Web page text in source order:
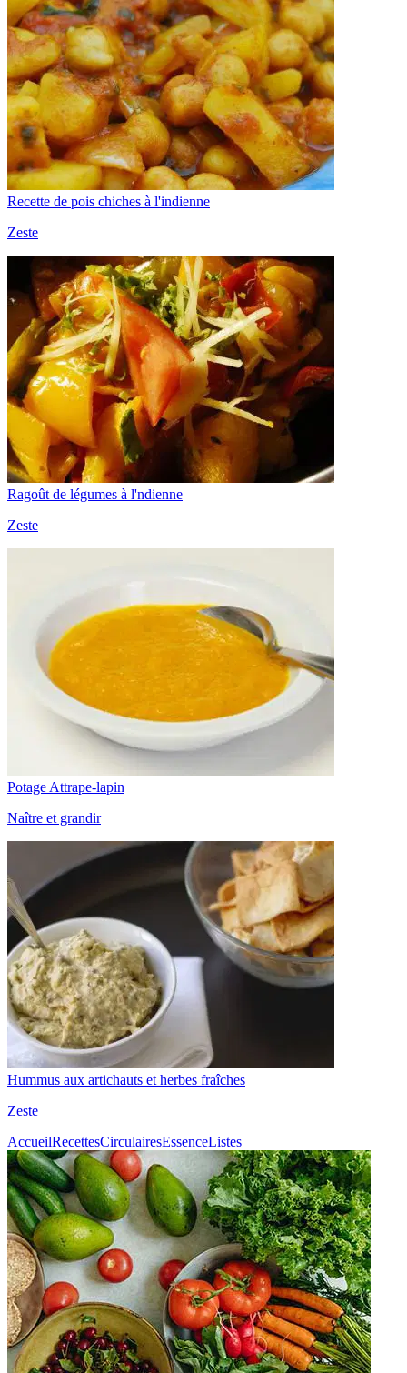
Recette de pois chiches à l'indienne
Zeste
Ragoût de légumes à l'ndienne
Zeste
Potage Attrape-lapin
Naître et grandir
Hummus aux artichauts et herbes fraîches
Zeste
AccueilRecettesCirculairesEssenceListes